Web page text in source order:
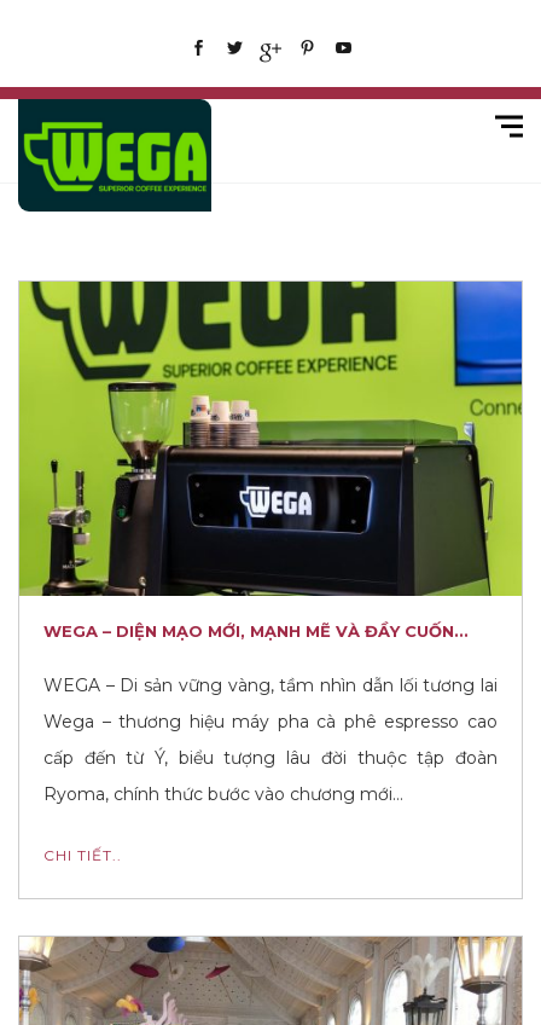
WEGA – DIỆN MẠO MỚI, MẠNH MẼ VÀ ĐẦY CUỐN...
WEGA – Di sản vững vàng, tầm nhìn dẫn lối tương lai
Wega – thương hiệu máy pha cà phê espresso cao
cấp đến từ Ý, biểu tượng lâu đời thuộc tập đoàn
Ryoma, chính thức bước vào chương mới…
CHI TIẾT..